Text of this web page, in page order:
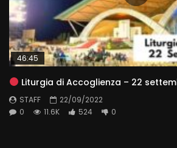
46:45
Liturgia di Accoglienza – 22
STAFF
22/09/2022
0
11.6K 524 0